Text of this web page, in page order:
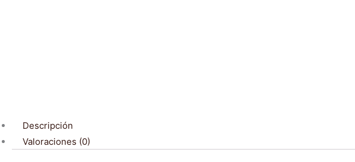
Descripción
Valoraciones (0)